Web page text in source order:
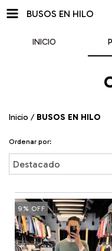
BUSOS EN HILO
INICIO
Inicio / BUSOS EN HILO
Ordenar por:
9% OFF